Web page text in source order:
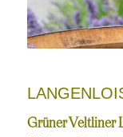
Grüner Veltliner